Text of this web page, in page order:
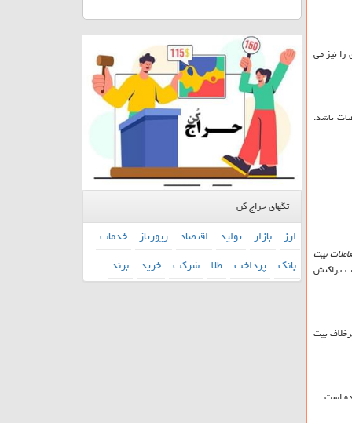
نیز می
باشد.
بیت
تراکنش
بیت
است.
تگهای حراج کن
ارز بازار تولید اقتصاد رپورتاژ خدمات
بانك پرداخت طلا شركت خرید برند